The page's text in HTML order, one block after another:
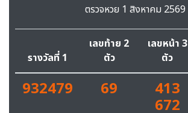
ตรวจหวย 1 สิงหาคม 2569
รางวัลที่ 1
เลขท้าย 2
ตัว
เลขหน้า 3
ตัว
932479 69 413
672